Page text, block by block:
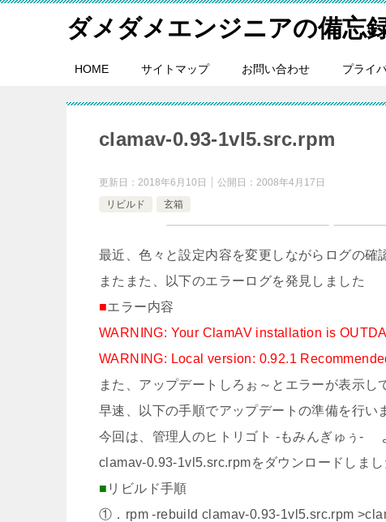
ダメダメエンジニアの備忘
HOME サイトマップ お問い合わせ プライ
clamav-0.93-1vl5.src.rpm
更新日： 2018年6月10日 公開日： 2008年4月17日
リビルド
玄箱
最近、色々と設定内容を変更しながらログの確
またまた、以下のエラーログを発見しました
■エラー内容
WARNING: Your ClamAV installation is
WARNING: Local version: 0.92.1
また、アップデートしろぉ～とエラーが表示し
早速、以下の手順でアップデートの準備を行い
今回は、管理人のヒトリゴト -もみんぎゅぅ-
clamav-0.93-1vl5.src.rpmをダウンロードしまし
■ リビルド手順
①．rpm -rebuild clamav-0.93-1vl5.src.rpm